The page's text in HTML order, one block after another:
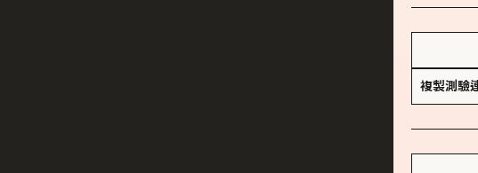
複製測驗